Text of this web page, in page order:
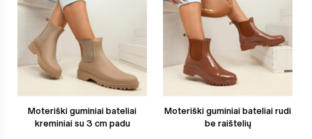
Moteriški guminiai bateliai
kreminiai su 3 cm padu
Moteriški guminiai bateliai rudi
be raištelių